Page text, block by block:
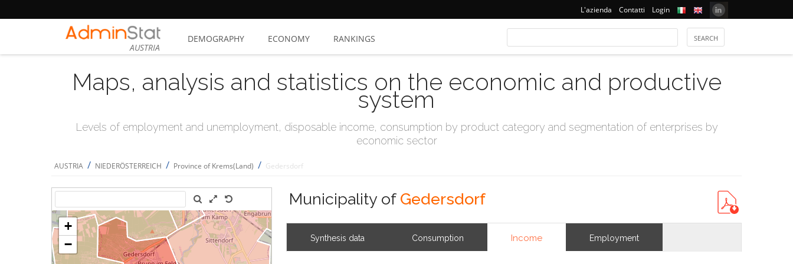
L'azienda Contatti Login
AUSTRIA
DEMOGRAPHY ECONOMY RANKINGS
Maps, analysis and statistics on the economic and productive
system
Levels of employment and unemployment, disposable income, consumption by product category and segmentation of enterprises by
economic sector
AUSTRIA / NIEDERÖSTERREICH / Province of Krems(Land) / Gedersdorf
Municipality of Gedersdorf
Synthesis data Consumption Income Employment